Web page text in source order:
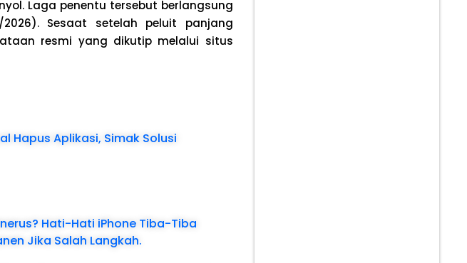
Laga penentu tersebut berlangsung
Sesaat setelah peluit panjang
resmi yang dikutip melalui situs
Hapus Aplikasi, Simak Solusi
Hati-Hati iPhone Tiba-Tiba
Jika Salah Langkah.